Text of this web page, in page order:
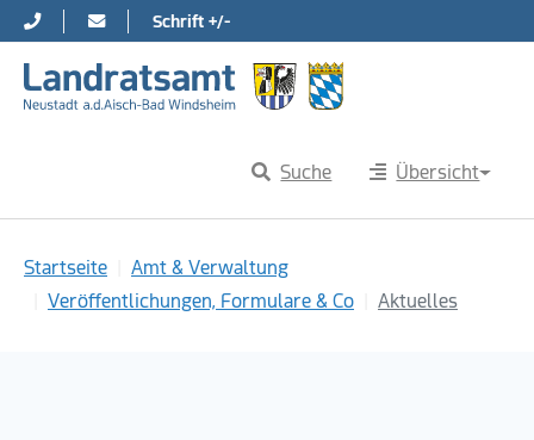
Direkt zur Hauptnavigation springen
Direkt zum Inhalt springen
Schrift +/-
Suche Übersicht
Startseite
Amt & Verwaltung
Veröffentlichungen, Formulare & Co
Aktuelles